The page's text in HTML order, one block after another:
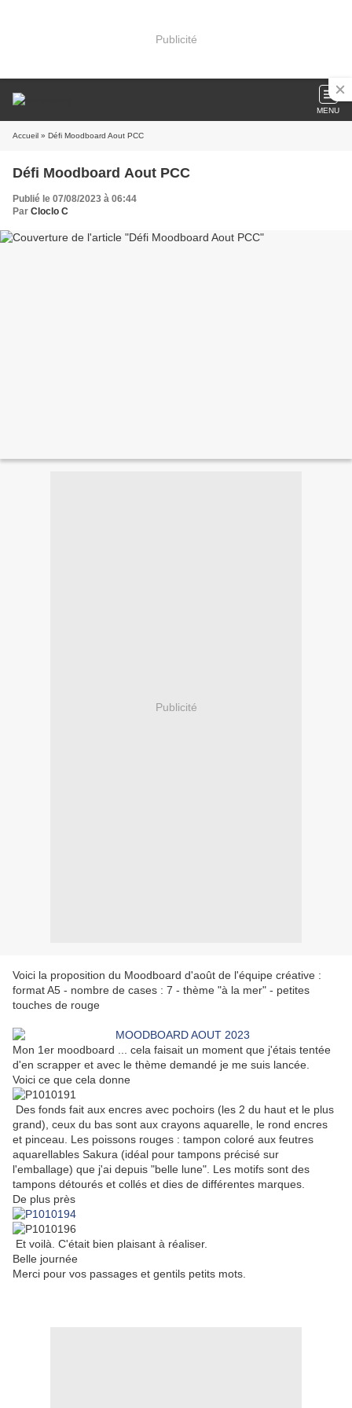
Publicité
MENU
Accueil » Défi Moodboard Aout PCC
Défi Moodboard Aout PCC
Publié le 07/08/2023 à 06:44
Par Cloclo C
Publicité
Voici la proposition du Moodboard d'août de l'équipe créative :
format A5 - nombre de cases : 7 - thème "à la mer" - petites
touches de rouge
Mon 1er moodboard ... cela faisait un moment que j'étais tentée
d'en scrapper et avec le thème demandé je me suis lancée.
Voici ce que cela donne
Des fonds fait aux encres avec pochoirs (les 2 du haut et le plus
grand), ceux du bas sont aux crayons aquarelle, le rond encres
et pinceau. Les poissons rouges : tampon coloré aux feutres
aquarellables Sakura (idéal pour tampons précisé sur
l'emballage) que j'ai depuis "belle lune". Les motifs sont des
tampons détourés et collés et dies de différentes marques.
De plus près
Et voilà. C'était bien plaisant à réaliser.
Belle journée
Merci pour vos passages et gentils petits mots.